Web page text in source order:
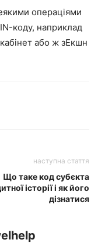
операціями
коду, наприклад
або ж зЕкшн
наступна стаття
Що таке код субєкта
історії і як його
дізнатися